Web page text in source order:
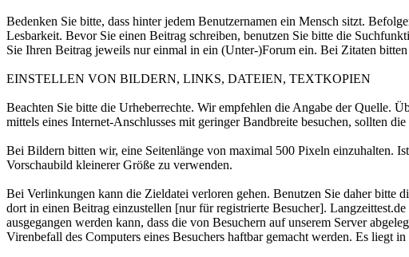
Bedenken Sie bitte, dass hinter jedem Benutzernamen ein Mensch sitzt.
Lesbarkeit. Bevor Sie einen Beitrag schreiben, benutzen Sie bitte die
Sie Ihren Beitrag jeweils nur einmal in ein (Unter-)Forum ein. Bei Zitaten
EINSTELLEN VON BILDERN, LINKS, DATEIEN, TEXTKOPIEN
Beachten Sie bitte die Urheberrechte. Wir empfehlen die Angabe der Quelle.
mittels eines Internet-Anschlusses mit geringer Bandbreite besuchen, sollten
Bei Bildern bitten wir, eine Seitenlänge von maximal 500 Pixeln einzuhalten.
Vorschaubild kleinerer Größe zu verwenden.
Bei Verlinkungen kann die Zieldatei verloren gehen. Benutzen Sie daher bitte
dort in einen Beitrag einzustellen [nur für registrierte Besucher].
ausgegangen werden kann, dass die von Besuchern auf unserem Server
Virenbefall des Computers eines Besuchers haftbar gemacht werden. Es liegt